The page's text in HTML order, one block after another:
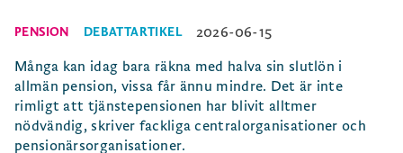
PENSION DEBATTARTIKEL
2026-06-15
Många kan idag bara räkna med halva sin slutlön i
allmän pension, vissa får ännu mindre. Det är inte
rimligt att tjänstepensionen har blivit alltmer
nödvändig, skriver fackliga centralorganisationer och
pensionärsorganisationer.